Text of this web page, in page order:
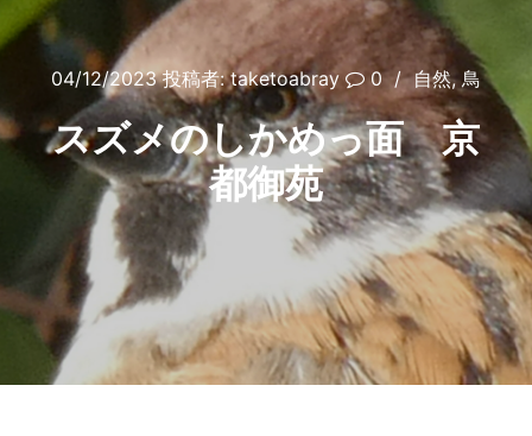
04/12/2023投稿者:taketoabray 0 自然,鳥
スズメのしかめっ面 京
都御苑